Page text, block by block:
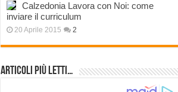
Calzedonia Lavora con Noi: come
inviare il curriculum
20 Aprile 2015 2
Articoli più Letti…